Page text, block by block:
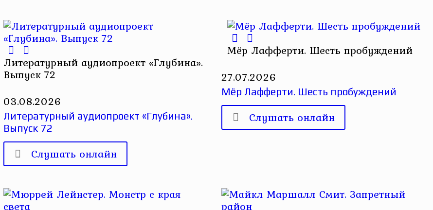
Литературный аудиопроект «Глубина».
Выпуск 72
03.08.2026
Литературный аудиопроект «Глубина».
Выпуск 72
Слушать онлайн
Мёр Лафферти. Шесть пробуждений
27.07.2026
Мёр Лафферти. Шесть пробуждений
Слушать онлайн